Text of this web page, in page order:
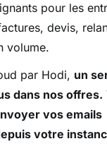
pour les
devis,
volume.
par Hodi, un
dans nos offres.
vos emails
votre